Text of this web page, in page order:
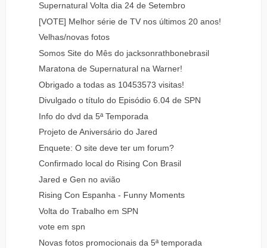
Supernatural Volta dia 24 de Setembro
[VOTE] Melhor série de TV nos últimos 20 anos!
Velhas/novas fotos
Somos Site do Mês do jacksonrathbonebrasil
Maratona de Supernatural na Warner!
Obrigado a todas as 10453573 visitas!
Divulgado o título do Episódio 6.04 de SPN
Info do dvd da 5ª Temporada
Projeto de Aniversário do Jared
Enquete: O site deve ter um forum?
Confirmado local do Rising Con Brasil
Jared e Gen no avião
Rising Con Espanha - Funny Moments
Volta do Trabalho em SPN
vote em spn
Novas fotos promocionais da 5ª temporada